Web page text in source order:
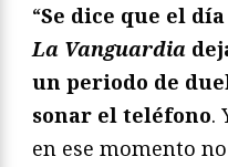
“Se dice que el
La Vanguardia
un periodo de
sonar el teléfono.
en ese momento